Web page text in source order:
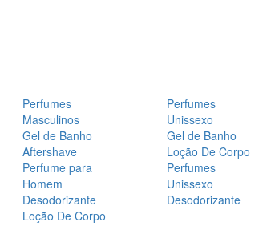
Perfumes
Masculinos
Gel de Banho
Aftershave
Perfume para
Homem
Desodorizante
Loção De Corpo
Perfumes
Unissexo
Gel de Banho
Loção De Corpo
Perfumes
Unissexo
Desodorizante